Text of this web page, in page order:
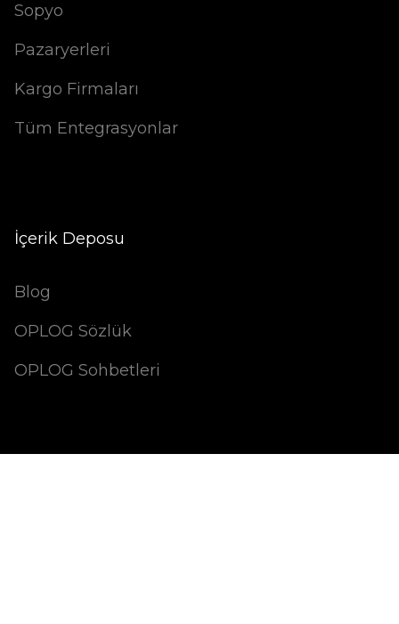
Sopyo
Pazaryerleri
Kargo Firmaları
Tüm Entegrasyonlar
İçerik Deposu
Blog
OPLOG Sözlük
OPLOG Sohbetleri